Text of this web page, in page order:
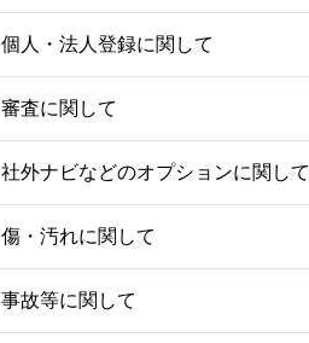
個人・法人登録に関して
審査に関して
社外ナビなどのオプションに関して
傷・汚れに関して
事故等に関して